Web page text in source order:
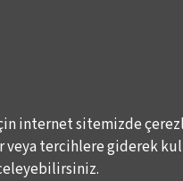
KVKK Politikası
internet sitemizde
veya tercihlere giderek